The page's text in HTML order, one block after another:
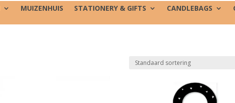
MUIZENHUIS STATIONERY & GIFTS CANDLEBAGS